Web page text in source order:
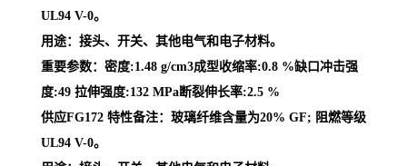
UL94 V-0。
用途：接头、开关、其他电气和电子材料。
重要参数：密度:1.48 g/cm3成型收缩率:0.8 %缺口冲击强
度:49 拉伸强度:132 MPa断裂伸长率:2.5 %
供应FG172 特性备注：玻璃纤维含量为20% GF; 阻燃等级
UL94 V-0。